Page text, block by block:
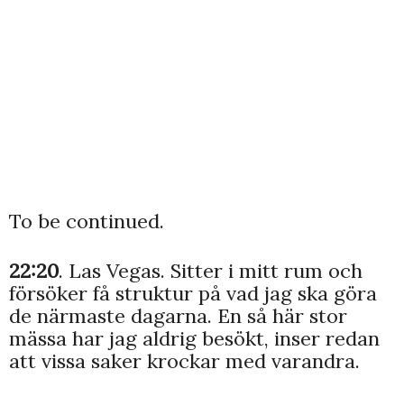
To be continued.
22:20. Las Vegas. Sitter i mitt rum och
försöker få struktur på vad jag ska göra
de närmaste dagarna. En så här stor
mässa har jag aldrig besökt, inser redan
att vissa saker krockar med varandra.